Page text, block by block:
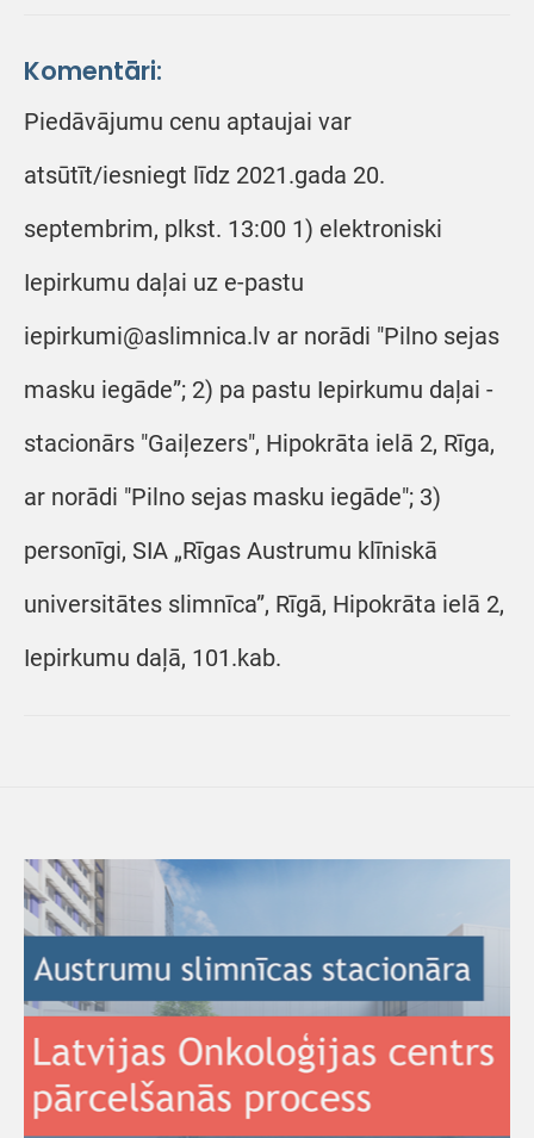
Komentāri:
Piedāvājumu cenu aptaujai var
atsūtīt/iesniegt līdz 2021.gada 20.
septembrim, plkst. 13:00 1) elektroniski
Iepirkumu daļai uz e-pastu
iepirkumi@aslimnica.lv ar norādi "Pilno sejas
masku iegāde”; 2) pa pastu Iepirkumu daļai -
stacionārs "Gaiļezers", Hipokrāta ielā 2, Rīga,
ar norādi "Pilno sejas masku iegāde"; 3)
personīgi, SIA „Rīgas Austrumu klīniskā
universitātes slimnīca”, Rīgā, Hipokrāta ielā 2,
Iepirkumu daļā, 101.kab.